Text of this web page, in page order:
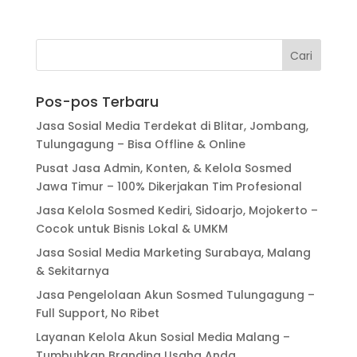
Pos-pos Terbaru
Jasa Sosial Media Terdekat di Blitar, Jombang,
Tulungagung – Bisa Offline & Online
Pusat Jasa Admin, Konten, & Kelola Sosmed
Jawa Timur – 100% Dikerjakan Tim Profesional
Jasa Kelola Sosmed Kediri, Sidoarjo, Mojokerto –
Cocok untuk Bisnis Lokal & UMKM
Jasa Sosial Media Marketing Surabaya, Malang
& Sekitarnya
Jasa Pengelolaan Akun Sosmed Tulungagung –
Full Support, No Ribet
Layanan Kelola Akun Sosial Media Malang –